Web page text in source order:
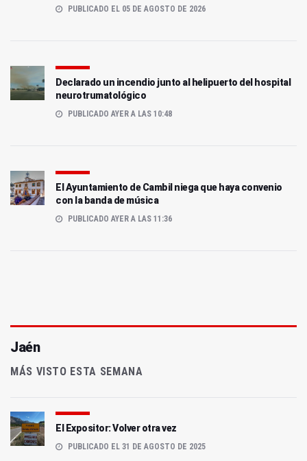
PUBLICADO EL 05 DE AGOSTO DE 2026
Declarado un incendio junto al helipuerto del hospital
neurotrumatológico
PUBLICADO AYER A LAS 10:48
El Ayuntamiento de Cambil niega que haya convenio
con la banda de música
PUBLICADO AYER A LAS 11:36
Jaén
MÁS VISTO ESTA SEMANA
El Expositor: Volver otra vez
PUBLICADO EL 31 DE AGOSTO DE 2025